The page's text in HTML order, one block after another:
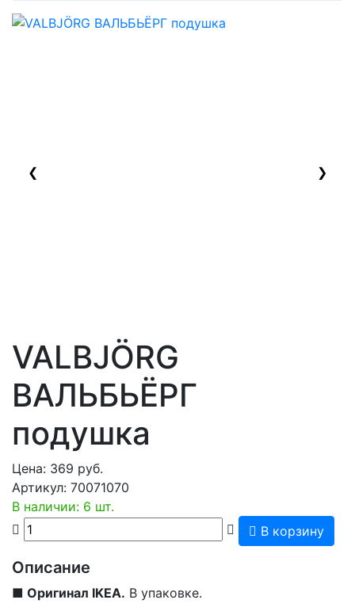
❮ ❯
VALBJÖRG
ВАЛЬБЬЁРГ
подушка
Цена: 369 руб.
Артикул: 70071070
В наличии: 6 шт.
В корзину
Описание
■ Оригинал IKEA. В упаковке.